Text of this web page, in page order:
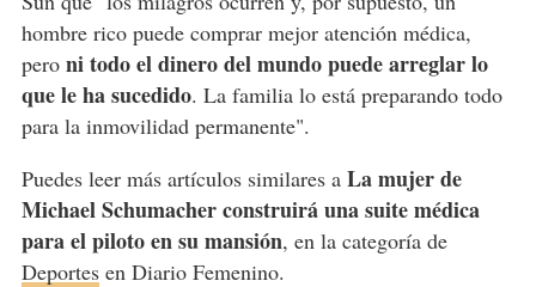
hombre rico puede comprar mejor atención médica,
pero ni todo el dinero del mundo puede arreglar lo
que le ha sucedido. La familia lo está preparando todo
para la inmovilidad permanente".
Puedes leer más artículos similares a La mujer de
Michael Schumacher construirá una suite médica
para el piloto en su mansión, en la categoría de
Deportesen Diario Femenino.